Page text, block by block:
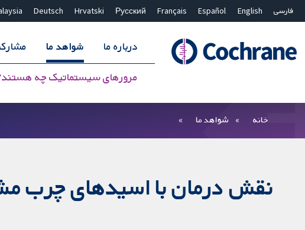
فارسی English
Español
Français
Русский
Hrvatski
Deutsch
درباره ما شواهد ما
مرورهای سیستماتیک چه
بستن جستجو ✖
خانه شواهد ما
نقش درمان با اسیدهای چرب